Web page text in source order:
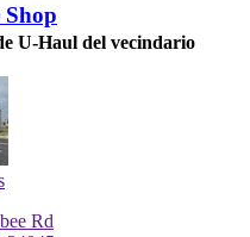
Shop
U-Haul del vecindario
Rd